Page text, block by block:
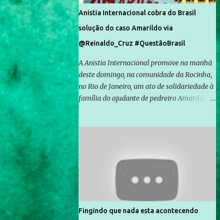
Anistia Internacional cobra do Brasil
solução do caso Amarildo via
@Reinaldo_Cruz #QuestãoBrasil
A Anistia Internacional promove na manhã
deste domingo, na comunidade da Rocinha,
no Rio de Janeiro, um ato de solidariedade à
família do ajudante de pedreiro Amarildo de
Rocinha. A assessora de Direitos Humanos
da Anistia Internacional, Renata Neder, disse
à Agência Brasil que ações e atividades de
mobilização são feitas normalmente pela
organização não governamental. As ações
de solidariedade são promovidas em apoio
Fingindo que nada esta acontecendo